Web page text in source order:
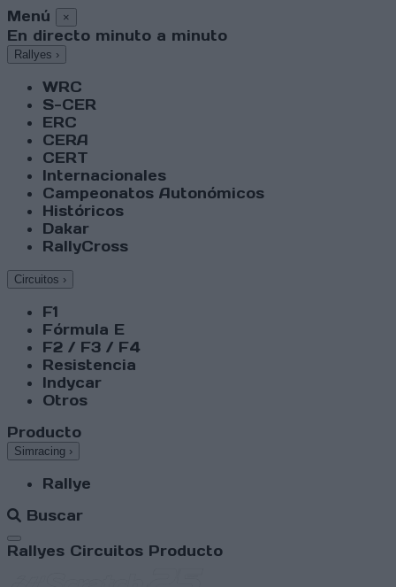
Menú ×
En directo minuto a minuto
Rallyes ›
WRC
S-CER
ERC
CERA
CERT
Internacionales
Campeonatos Autonómicos
Históricos
Dakar
RallyCross
Circuitos ›
F1
Fórmula E
F2 / F3 / F4
Resistencia
Indycar
Otros
Producto
Simracing ›
Rallye
Buscar
Abrir menú
Rallyes Circuitos Producto